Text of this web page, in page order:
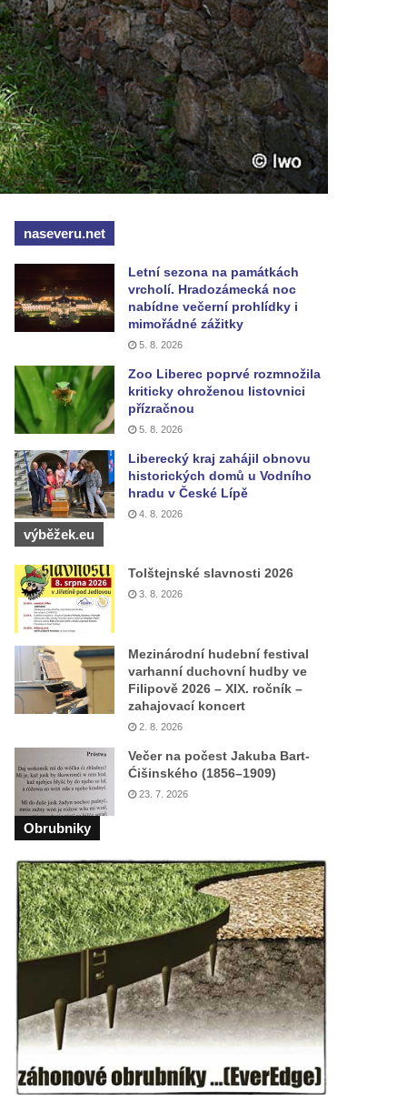
naseveru.net
Letní sezona na památkách
vrcholí. Hradozámecká noc
nabídne večerní prohlídky i
mimořádné zážitky
5. 8. 2026
Zoo Liberec poprvé rozmnožila
kriticky ohroženou listovnici
přízračnou
5. 8. 2026
Liberecký kraj zahájil obnovu
historických domů u Vodního
hradu v České Lípě
4. 8. 2026
výběžek.eu
Tolštejnské slavnosti 2026
3. 8. 2026
Mezinárodní hudební festival
varhanní duchovní hudby ve
Filipově 2026 – XIX. ročník –
zahajovací koncert
2. 8. 2026
Večer na počest Jakuba Bart-
Ćišinského (1856–1909)
23. 7. 2026
Obrubniky